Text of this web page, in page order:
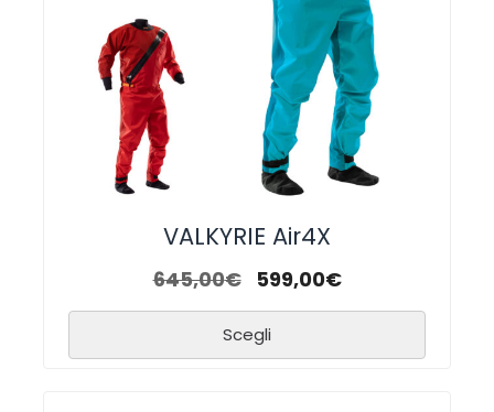
VALKYRIE Air4X
645,00€ 599,00€
Scegli